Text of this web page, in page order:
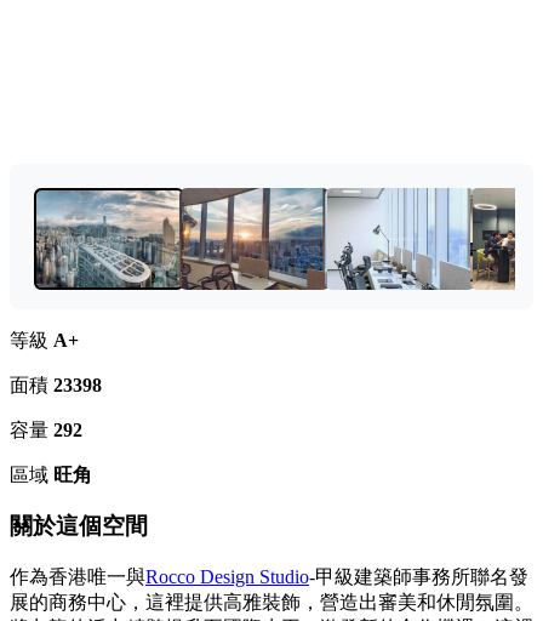
等級 A+
面積 23398
容量 292
區域 旺角
關於這個空間
作為香港唯一與Rocco Design Studio-甲級建築師事務所聯名發
展的商務中心，這裡提供高雅裝飾，營造出審美和休閒氛圍。